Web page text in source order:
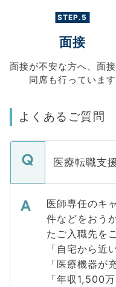
STEP.5
面接
面接が不安な方へ、 面
同席も行っています
よくあるご質問
医療転職支
医師専任のキ
件などをおう
たご入職先を
「自宅から近
「医療機器が
「年収1,500